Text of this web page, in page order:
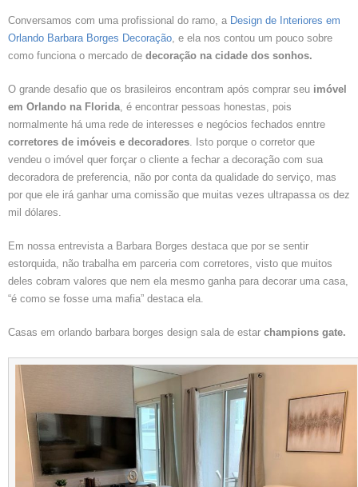
Conversamos com uma profissional do ramo, a Design de Interiores em
Orlando Barbara Borges Decoração , e ela nos contou um pouco sobre
como funciona o mercado de decoração na cidade dos sonhos.
O grande desafio que os brasileiros encontram após comprar seu imóvel
em Orlando na Florida , é encontrar pessoas honestas, pois
normalmente há uma rede de interesses e negócios fechados enntre
corretores de imóveis e decoradores . Isto porque o corretor que
vendeu o imóvel quer forçar o cliente a fechar a decoração com sua
decoradora de preferencia, não por conta da qualidade do serviço, mas
por que ele irá ganhar uma comissão que muitas vezes ultrapassa os dez
mil dólares.
Em nossa entrevista a Barbara Borges destaca que por se sentir
estorquida, não trabalha em parceria com corretores, visto que muitos
deles cobram valores que nem ela mesmo ganha para decorar uma casa,
“é como se fosse uma mafia” destaca ela.
Casas em orlando barbara borges design sala de estar champions gate.